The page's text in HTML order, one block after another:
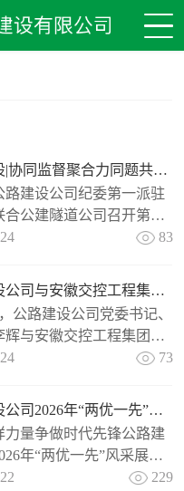
清廉建设|协同监督聚合力同题共答解难题
路建设公司纪委第一派驻
合公建隧道公司召开第二
协同监督工作会，在派驻
”，进一步推动驻在单位
83
公路建设公司与安徽交控工程集团座谈交流
公路建设公司党委书记、
辉与安徽交控工程集团党
、总经理陈海龙一行开展
的资质条件、发展历程、
73
公路建设公司2026年“两优一先”风采展
力量争做时代先锋公路建
年“两优一先”风采展一
分优秀共产党员、党务工
229